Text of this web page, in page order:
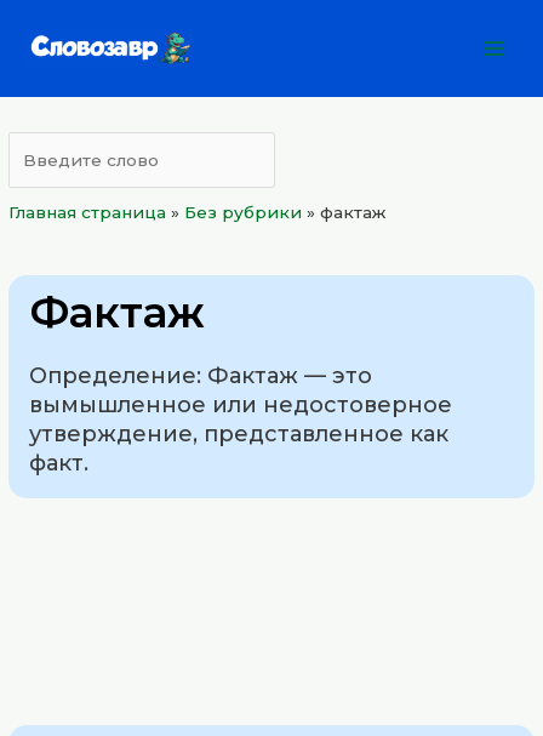
Главная страница » Без рубрики »фактаж
Фактаж
Определение: Фактаж — это
вымышленное или недостоверное
утверждение, представленное как
факт.